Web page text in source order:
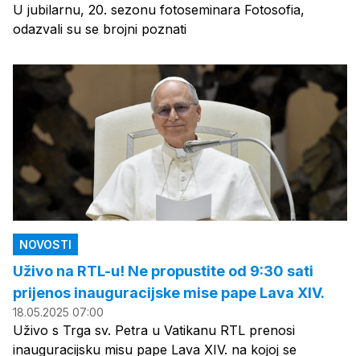
U jubilarnu, 20. sezonu fotoseminara Fotosofia,
odazvali su se brojni poznati
NOVOSTI
Uživo na RTL-u! Ne propustite od 9:30 sati
prijenos inauguracijske mise pape Lava XIV.
18.05.2025 07:00
Uživo s Trga sv. Petra u Vatikanu RTL prenosi
inauguracijsku misu pape Lava XIV. na kojoj se